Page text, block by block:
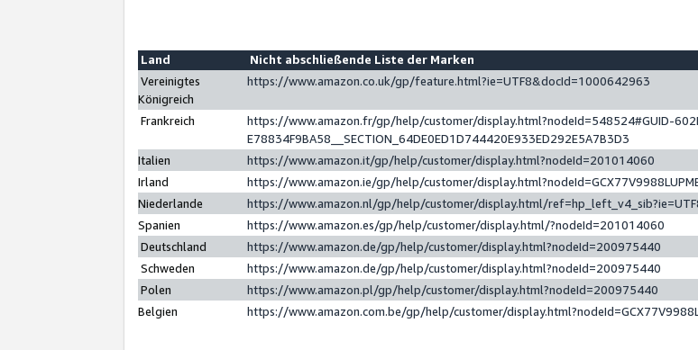
Land
Nicht abschließende Liste der Marken
Vereinigtes
Königreich
https://www.amazon.co.uk/gp/feature.html?ie=UTF8&docId=1000642963
Frankreich
https://www.amazon.fr/gp/help/customer/display.html?nodeId=548524#GUID-
E78834F9BA58__SECTION_64DE0ED1D744420E933ED292E5A7B3D3
Italien
https://www.amazon.it/gp/help/customer/display.html?nodeId=201014060
Irland
https://www.amazon.ie/gp/help/customer/
Niederlande
https://www.amazon.nl/gp/help/customer/display.html/
Spanien
https://www.amazon.es/gp/help/customer/display.html/?nodeId=201014060
Deutschland
https://www.amazon.de/gp/help/customer/display.html?nodeId=200975440
Schweden
https://www.amazon.de/gp/help/customer/display.html?nodeId=200975440
Polen
https://www.amazon.pl/gp/help/customer/display.html?nodeId=200975440
Belgien
https://www.amazon.com.be/gp/help/customer/